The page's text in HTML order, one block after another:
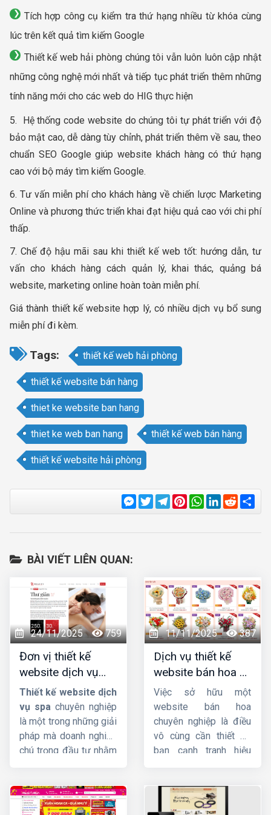
Tích hợp công cụ kiểm tra thứ hạng nhiều từ khóa cùng
lúc trên kết quả tìm kiếm Google
Thiết kế web hải phòng chúng tôi vẫn luôn luôn cập nhật
những công nghệ mới nhất và tiếp tục phát triển thêm những
tính năng mới cho các web do HIG thực hiện
5. Hệ thống code website do chúng tôi tự phát triển với độ
bảo mật cao, dễ dàng tùy chỉnh, phát triển thêm về sau, theo
chuẩn SEO Google giúp website khách hàng có thứ hạng
cao với bộ máy tìm kiếm Google.
6. Tư vấn miễn phí cho khách hàng về chiến lược Marketing
Online và phương thức triển khai đạt hiệu quả cao với chi phí
thấp.
7. Chế độ hậu mãi sau khi thiết kế web tốt: hướng dẫn, tư
vấn cho khách hàng cách quản lý, khai thác, quảng bá
website, marketing online hoàn toàn miễn phí.
Giá thành thiết kế website hợp lý, có nhiều dịch vụ bổ sung
miễn phí đi kèm.
Tags: thiết kế web hải phòng
thiết kế website bán hàng
thiet ke website ban hang
thiet ke web ban hang thiết kế web bán hàng
thiết kế website hải phòng
Messenger
TwitterTelegram
Pinterest
WhatsApp
LinkedIn
Reddit
BÀI VIẾT LIÊN QUAN:
24/11/2025 759
Đơn vị thiết kế
website dịch vụ
spa uy tín, chuyên
nghiệp, chuẩn SEO
Thiết kế website dịch
vụ spa chuyên nghiệp
là một trong những giải
pháp mà doanh nghiệp
chú trọng đầu tư nhằm
hàng tiềm năng và hỗ
trợ quản lý dịch vụ một
11/11/2025 387
Dịch vụ thiết kế
website bán hoa uy
tín, chuyên nghiệp,
giao diện đẹp
Việc sở hữu một
website bán hoa
chuyên nghiệp là điều
vô cùng cần thiết để
bạn cạnh tranh hiệu
bạn tiếp cận khách
hàng tiềm năng một